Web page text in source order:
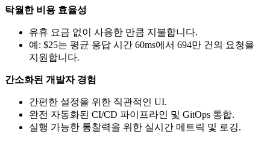
탁월한 비용 효율성
유휴 요금 없이 사용한 만큼 지불합니다.
예: $25는 평균 응답 시간 60ms에서 694만 건의 요청을
지원합니다.
간소화된 개발자 경험
간편한 설정을 위한 직관적인 UI.
완전 자동화된 CI/CD 파이프라인 및 GitOps 통합.
실행 가능한 통찰력을 위한 실시간 메트릭 및 로깅.